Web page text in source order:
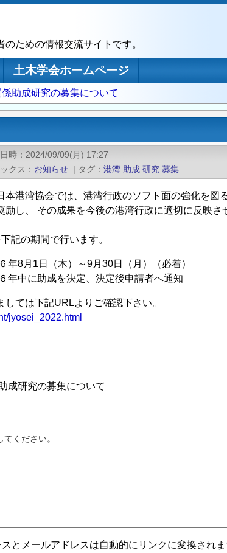
ための情報交流サイトです。
土木学会ホームページ
助成研究の募集について
時
2024/09/09(月) 17:27
クス お知らせ | タグ 港湾 助成 研究 募集
港湾協会では、港湾行政のソフト面の強化を図
励し、 その成果を今後の港湾行政に適切に反映
記の期間で行います。
月1日（木）～9月30日（月）（必着）
年中に助成を決定、決定後申請者へ通知
ては下記URLよりご確認下さい。
jyosei_2022.html
ください。
とメールアドレスは自動的にリンクに変換されま